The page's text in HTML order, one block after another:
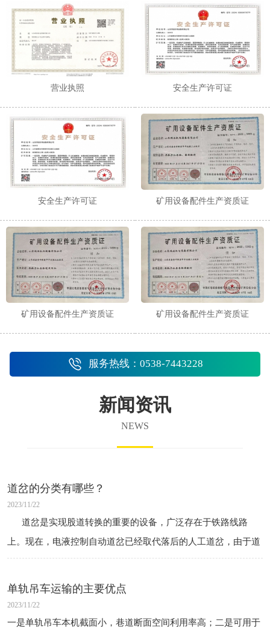
营业执照 安全生产许可证
安全生产许可证 矿用设备配件生产资质证
矿用设备配件生产资质证 矿用设备配件生产资质证
服务热线：0538-7443228
新闻资讯
NEWS
道岔的分类有哪些？
2023/11/22
道岔是实现股道转换的重要的设备，广泛存在于铁路线路
上。现在，电液控制自动道岔已经取代落后的人工道岔，由于道
岔区的接头数量多、曲线复杂，往往是行车安全事故的高发
单轨吊车运输的主要优点
2023/11/22
一是单轨吊车本机截面小，巷道断面空间利用率高；二是可用于